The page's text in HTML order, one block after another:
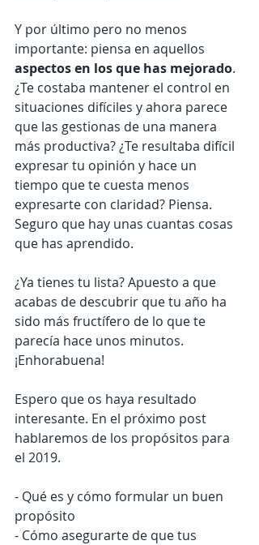
Y por último pero no menos
importante: piensa en aquellos
aspectos en los que has mejorado.
¿Te costaba mantener el control en
situaciones difíciles y ahora parece
que las gestionas de una manera
más productiva? ¿Te resultaba difícil
expresar tu opinión y hace un
tiempo que te cuesta menos
expresarte con claridad? Piensa.
Seguro que hay unas cuantas cosas
que has aprendido.
¿Ya tienes tu lista? Apuesto a que
acabas de descubrir que tu año ha
sido más fructífero de lo que te
parecía hace unos minutos.
¡Enhorabuena!
Espero que os haya resultado
interesante. En el próximo post
hablaremos de los propósitos para
el 2019.
- Qué es y cómo formular un buen
propósito
- Cómo asegurarte de que tus